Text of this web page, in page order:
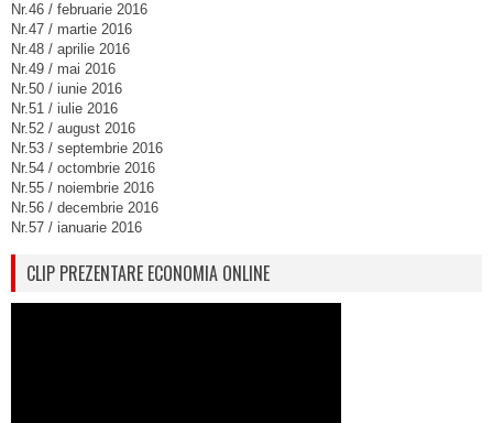
Nr.46 / februarie 2016
Nr.47 / martie 2016
Nr.48 / aprilie 2016
Nr.49 / mai 2016
Nr.50 / iunie 2016
Nr.51 / iulie 2016
Nr.52 / august 2016
Nr.53 / septembrie 2016
Nr.54 / octombrie 2016
Nr.55 / noiembrie 2016
Nr.56 / decembrie 2016
Nr.57 / ianuarie 2016
CLIP PREZENTARE ECONOMIA ONLINE